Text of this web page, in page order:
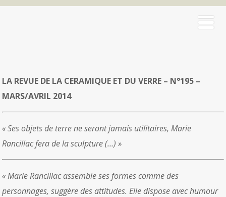
LA REVUE DE LA CERAMIQUE ET DU VERRE – N°195 –
MARS/AVRIL 2014
« Ses objets de terre ne seront jamais utilitaires, Marie
Rancillac fera de la sculpture (…) »
« Marie Rancillac assemble ses formes comme des
personnages, suggère des attitudes. Elle dispose avec humour